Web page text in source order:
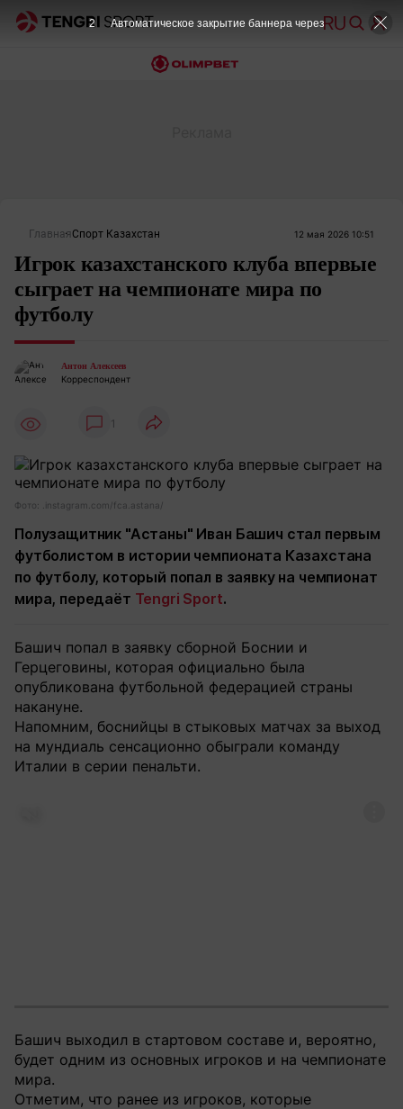
Главная Спорт Казахстан 12 мая 2026 10:51
Игрок казахстанского клуба впервые
сыграет на чемпионате мира по
футболу
Антон Алексеев
Корреспондент
1
Фото: .instagram.com/fca.astana/
Полузащитник "Астаны" Иван Башич стал первым
футболистом в истории чемпионата Казахстана
по футболу, который попал в заявку на чемпионат
мира, передаёт Tengri Sport.
Башич попал в заявку сборной Боснии и
Герцеговины, которая официально была
опубликована футбольной федерацией страны
накануне.
Напомним, боснийцы в стыковых матчах за выход
на мундиаль сенсационно обыграли команду
Италии в серии пенальти.
Башич выходил в стартовом составе и, вероятно,
будет одним из основных игроков и на чемпионате
мира.
Отметим, что ранее из игроков, которые
2 Автоматическое закрытие баннера через